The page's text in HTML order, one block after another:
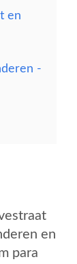
en
-
en
para